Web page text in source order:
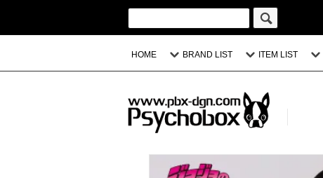
HOME BRAND LIST ITEM LIST